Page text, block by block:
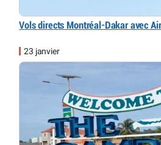
Vols directs Montréal-Dakar avec
23 janvier